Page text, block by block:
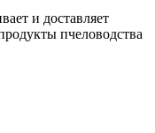
и доставляет
пчеловодства